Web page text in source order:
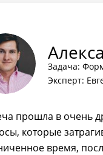
Задача:
Эксперт:
прошла в очень
которые
время,